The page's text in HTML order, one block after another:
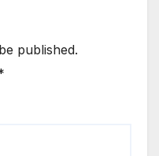
published.